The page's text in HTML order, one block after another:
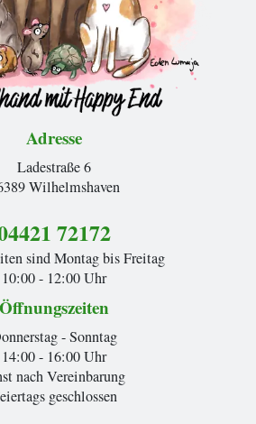
Adresse
Ladestraße 6
Wilhelmshaven
72172
sind Montag bis Freitag
10:00 - 12:00 Uhr
Öffnungszeiten
- Sonntag
14:00 - 16:00 Uhr
nach Vereinbarung
geschlossen